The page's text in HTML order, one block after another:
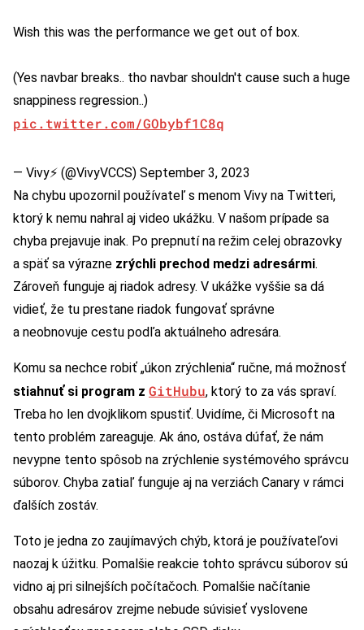
Wish this was the performance we get out of box.
(Yes navbar breaks.. tho navbar shouldn't cause such a huge
snappiness regression..)
pic.twitter.com/GObybf1C8q
— Vivy⚡ (@VivyVCCS) September 3, 2023
Na chybu upozornil používateľ s menom Vivy na Twitteri,
ktorý k nemu nahral aj video ukážku. V našom prípade sa
chyba prejavuje inak. Po prepnutí na režim celej obrazovky
a späť sa výrazne zrýchli prechod medzi adresármi.
Zároveň funguje aj riadok adresy. V ukážke vyššie sa dá
vidieť, že tu prestane riadok fungovať správne
a neobnovuje cestu podľa aktuálneho adresára.
Komu sa nechce robiť „úkon zrýchlenia“ ručne, má možnosť
stiahnuť si program z GitHubu, ktorý to za vás spraví.
Treba ho len dvojklikom spustiť. Uvidíme, či Microsoft na
tento problém zareaguje. Ak áno, ostáva dúfať, že nám
nevypne tento spôsob na zrýchlenie systémového správcu
súborov. Chyba zatiaľ funguje aj na verziách Canary v rámci
ďalších zostáv.
Toto je jedna zo zaujímavých chýb, ktorá je používateľovi
naozaj k úžitku. Pomalšie reakcie tohto správcu súborov sú
vidno aj pri silnejších počítačoch. Pomalšie načítanie
obsahu adresárov zrejme nebude súvisieť vyslovene